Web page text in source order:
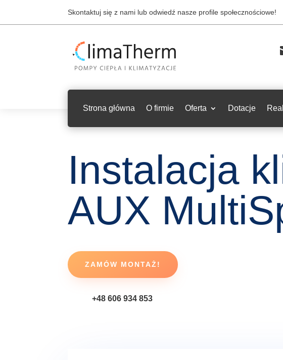
Skontaktuj się z nami lub odwiedź nasze profile społecznościowe!
Strona główna O firmie Oferta Dotacje
Instalacja
AUX
ZAMÓW MONTAŻ!
+48 606 934 853